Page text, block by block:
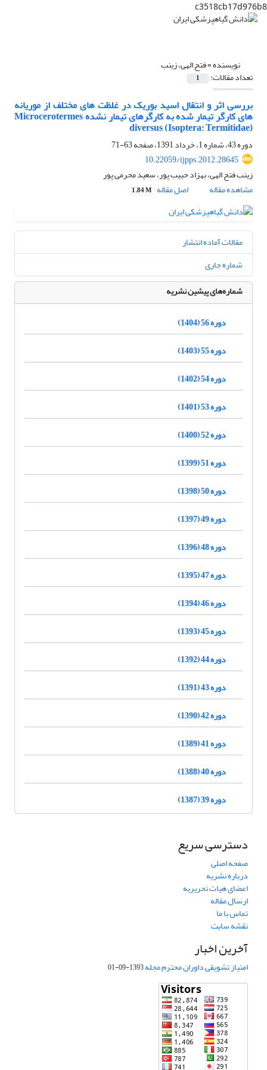
c3518cb17d976b8
نویسنده =فتح الهی، زینب
تعداد مقالات: 1
بررسی اثر و انتقال اسید بوریک در غلظت های مختلف از موریانه
های کارگر تیمار شده به کارگرهای تیمار نشده Microcerotermes
diversus (Isoptera: Termitidae)
دوره 43، شماره 1، خرداد 1391، صفحه
63-71
10.22059/ijpps.2012.28645
زینب فتح الهی، بهزاد حبیب پور، سعید محرمی پور
مشاهده مقاله
اصل مقاله 1.84 M
مقالات آماده انتشار
شماره جاری
شماره‌های پیشین نشریه
دوره 56 (1404)
دوره 55 (1403)
دوره 54 (1402)
دوره 53 (1401)
دوره 52 (1400)
دوره 51 (1399)
دوره 50 (1398)
دوره 49 (1397)
دوره 48 (1396)
دوره 47 (1395)
دوره 46 (1394)
دوره 45 (1393)
دوره 44 (1392)
دوره 43 (1391)
دوره 42 (1390)
دوره 41 (1389)
دوره 40 (1388)
دوره 39 (1387)
دسترسی سریع
صفحه اصلی
درباره نشریه
اعضای هیات تحریریه
ارسال مقاله
تماس با ما
نقشه سایت
آخرین اخبار
امتیاز تشویقی داوران محترم مجله1393-09-01